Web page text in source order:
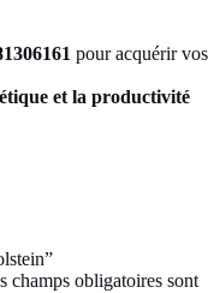
pour acquérir vos
et la productivité
champs obligatoires sont